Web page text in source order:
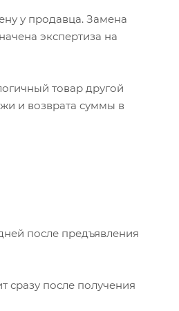
у продавца. Замена
экспертиза на
товар другой
и возврата суммы в
после предъявления
сразу после получения